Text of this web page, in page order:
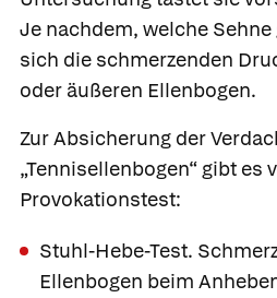
Je nachdem, welche
sich die schmerzenden
oder äußeren Ellenbogen.
Zur Absicherung der
„Tennisellenbogen“ gibt es
Provokationstest:
Stuhl-Hebe-Test.
Ellenbogen beim